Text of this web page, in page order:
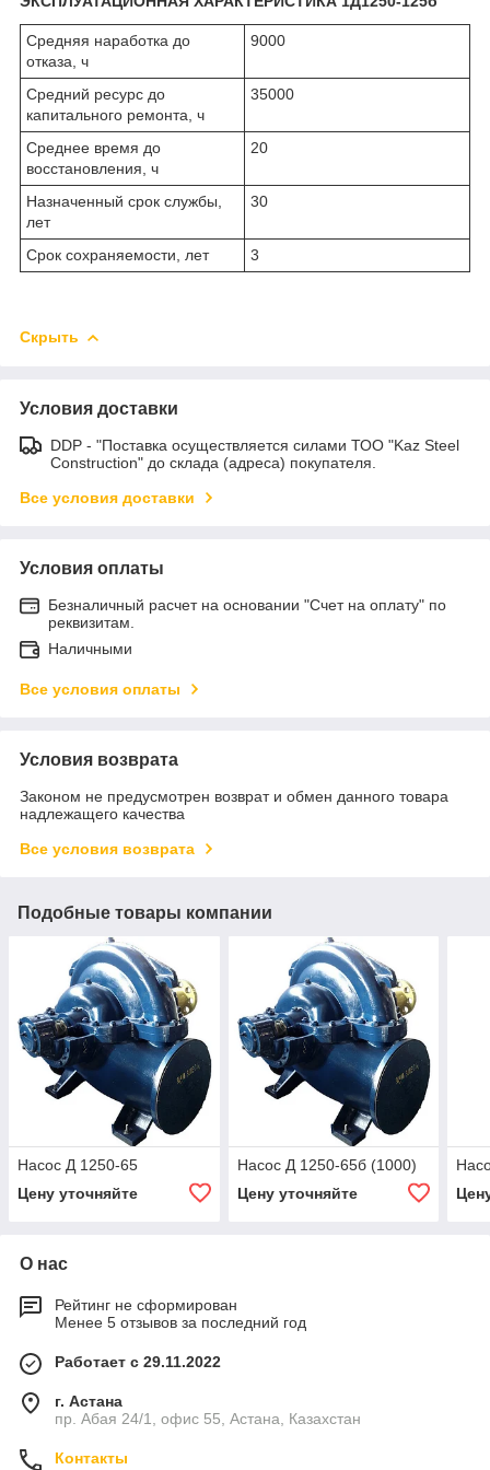
Средняя наработка до
отказа, ч
9000
Средний ресурс до
капитального ремонта, ч
35000
Среднее время до
восстановления, ч
20
Назначенный срок службы,
лет
30
Срок сохраняемости, лет 3
Скрыть
Условия доставки
DDP - "Поставка осуществляется силами ТОО "Kaz Steel
Construction" до склада (адреса) покупателя.
Все условия доставки
Условия оплаты
Безналичный расчет на основании "Счет на оплату" по
реквизитам.
Наличными
Все условия оплаты
Условия возврата
Законом не предусмотрен возврат и обмен данного товара
надлежащего качества
Все условия возврата
Подобные товары компании
Насос Д 1250-65
Цену уточняйте
Насос Д 1250-65б (1000)
Цену уточняйте
О нас
Рейтинг не сформирован
Менее 5 отзывов за последний год
Работает с 29.11.2022
г. Астана
пр. Абая 24/1, офис 55, Астана, Казахстан
Контакты